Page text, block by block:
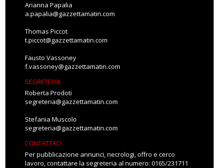
Arianna Papalia
a.papalia@gazzettamatin.com
Thomas Piccot
t.piccot@gazzettamatin.com
Fausto Vassoney
f.vassoney@gazzettamatin.com
SEGRETERIA
Roberta Prodoti
segreteria@gazzettamatin.com
Stefania Muscolo
segreteria@gazzettamatin.com
CONTATTACI
Per pubblicazione annunci, necrologi, offro e cerco
lavoro, contattare la segreteria al numero: 0165/231711